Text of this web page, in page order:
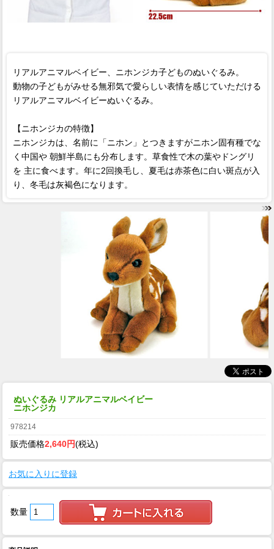
リアルアニマルベイビー、ニホンジカ子どものぬいぐるみ。
動物の子どもがみせる無邪気で愛らしい表情を感じていただける
リアルアニマルベイビーぬいぐるみ。
【ニホンジカの特徴】
ニホンジカは、名前に「ニホン」とつきますがニホン固有種でな
く中国や 朝鮮半島にも分布します。草食性で木の葉やドングリ
を 主に食べます。年に2回換毛し、夏毛は赤茶色に白い斑点が入
り、冬毛は灰褐色になります。
ぬいぐるみ リアルアニマルベイビー
ニホンジカ
978214
販売価格2,640円(税込)
お気に入りに登録
数量